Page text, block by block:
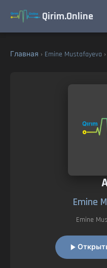
Qirim.Online
Главная › Emine Mustafayeva
Emine
Emine